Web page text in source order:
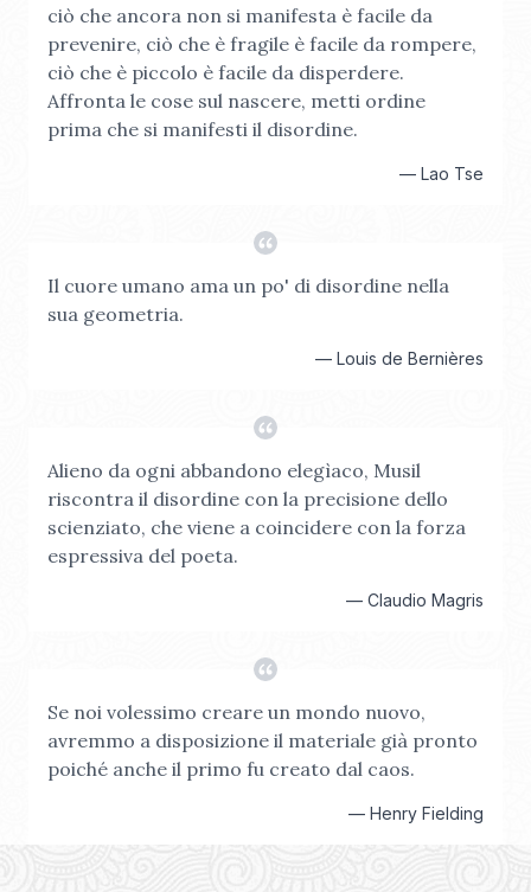
ciò che ancora non si manifesta è facile da
prevenire, ciò che è fragile è facile da rompere,
ciò che è piccolo è facile da disperdere.
Affronta le cose sul nascere, metti ordine
prima che si manifesti il disordine.
— Lao Tse
Il cuore umano ama un po' di disordine nella
sua geometria.
— Louis de Bernières
Alieno da ogni abbandono elegìaco, Musil
riscontra il disordine con la precisione dello
scienziato, che viene a coincidere con la forza
espressiva del poeta.
— Claudio Magris
Se noi volessimo creare un mondo nuovo,
avremmo a disposizione il materiale già pronto
poiché anche il primo fu creato dal caos.
— Henry Fielding